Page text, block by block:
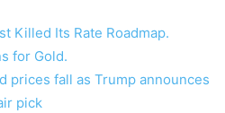
Killed Its Rate Roadmap.
for Gold.
prices fall as Trump announces
pick